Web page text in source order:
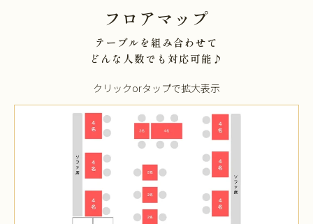
フロアマップ
テーブルを組み合わせて
どんな人数でも対応可能♪
クリックorタップで拡大表示